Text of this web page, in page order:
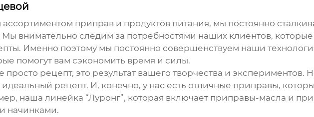
приправ и продуктов питания, мы постоянно
внимательно следим за потребностями наших клиентов, которые
Именно поэтому мы постоянно совершенствуем наши
помогут вам сэкономить время и силы.
рецепт, это результат вашего творчества и экспериментов.
рецепт. И, конечно, у нас есть отличные приправы,
наша линейка “Луронг”, которая включает приправы-масла и
начинками.